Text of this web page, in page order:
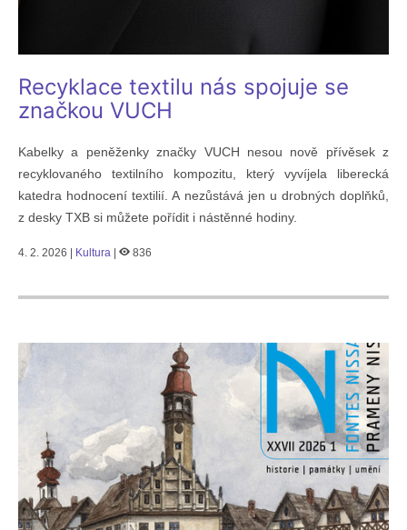
Recyklace textilu nás spojuje se
značkou VUCH
Kabelky a peněženky značky VUCH nesou nově přívěsek z
recyklovaného textilního kompozitu, který vyvíjela liberecká
katedra hodnocení textilií. A nezůstává jen u drobných doplňků,
z desky TXB si můžete pořídit i nástěnné hodiny.
4. 2. 2026 | Kultura | 836